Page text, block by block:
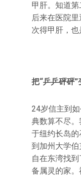
甲肝。知道第
后来在医院
次得甲肝，也
把“乒乒砰砰
24岁信主到
典数算不尽
于纽约长岛
到加州大学
自在东湾找
备属灵的家